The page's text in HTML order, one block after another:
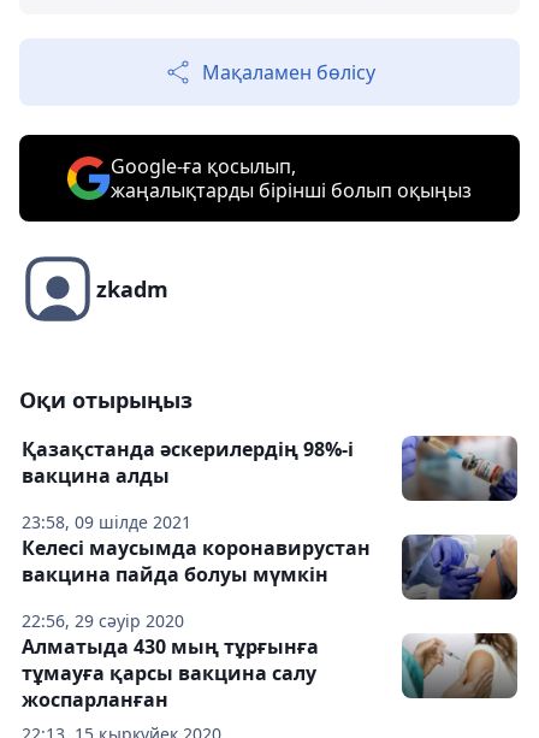
Мақаламен бөлісу
Google-ға қосылып,
жаңалықтарды бірінші болып оқыңыз
zkadm
Оқи отырыңыз
23:58, 09 шілде 2021
Қазақстанда әскерилердің 98%-і
вакцина алды
22:56, 29 сәуір 2020
Келесі маусымда коронавирустан
вакцина пайда болуы мүмкін
Алматыда 430 мың тұрғынға
тұмауға қарсы вакцина салу
жоспарланған